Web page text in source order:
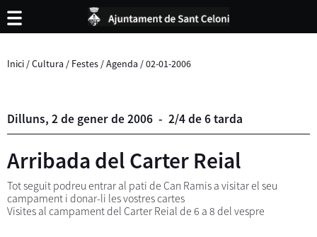
Inici /Cultura / Festes /Agenda /02-01-2006
Dilluns, 2de generde2006 - 2/4 de 6 tarda
Arribada del Carter Reial
Tot seguit podreu entrar al pati de Can Ramis a visitar el seu
campament i donar-li les vostres cartes
Visites al campament del Carter Reial de 6 a 8 del vespre